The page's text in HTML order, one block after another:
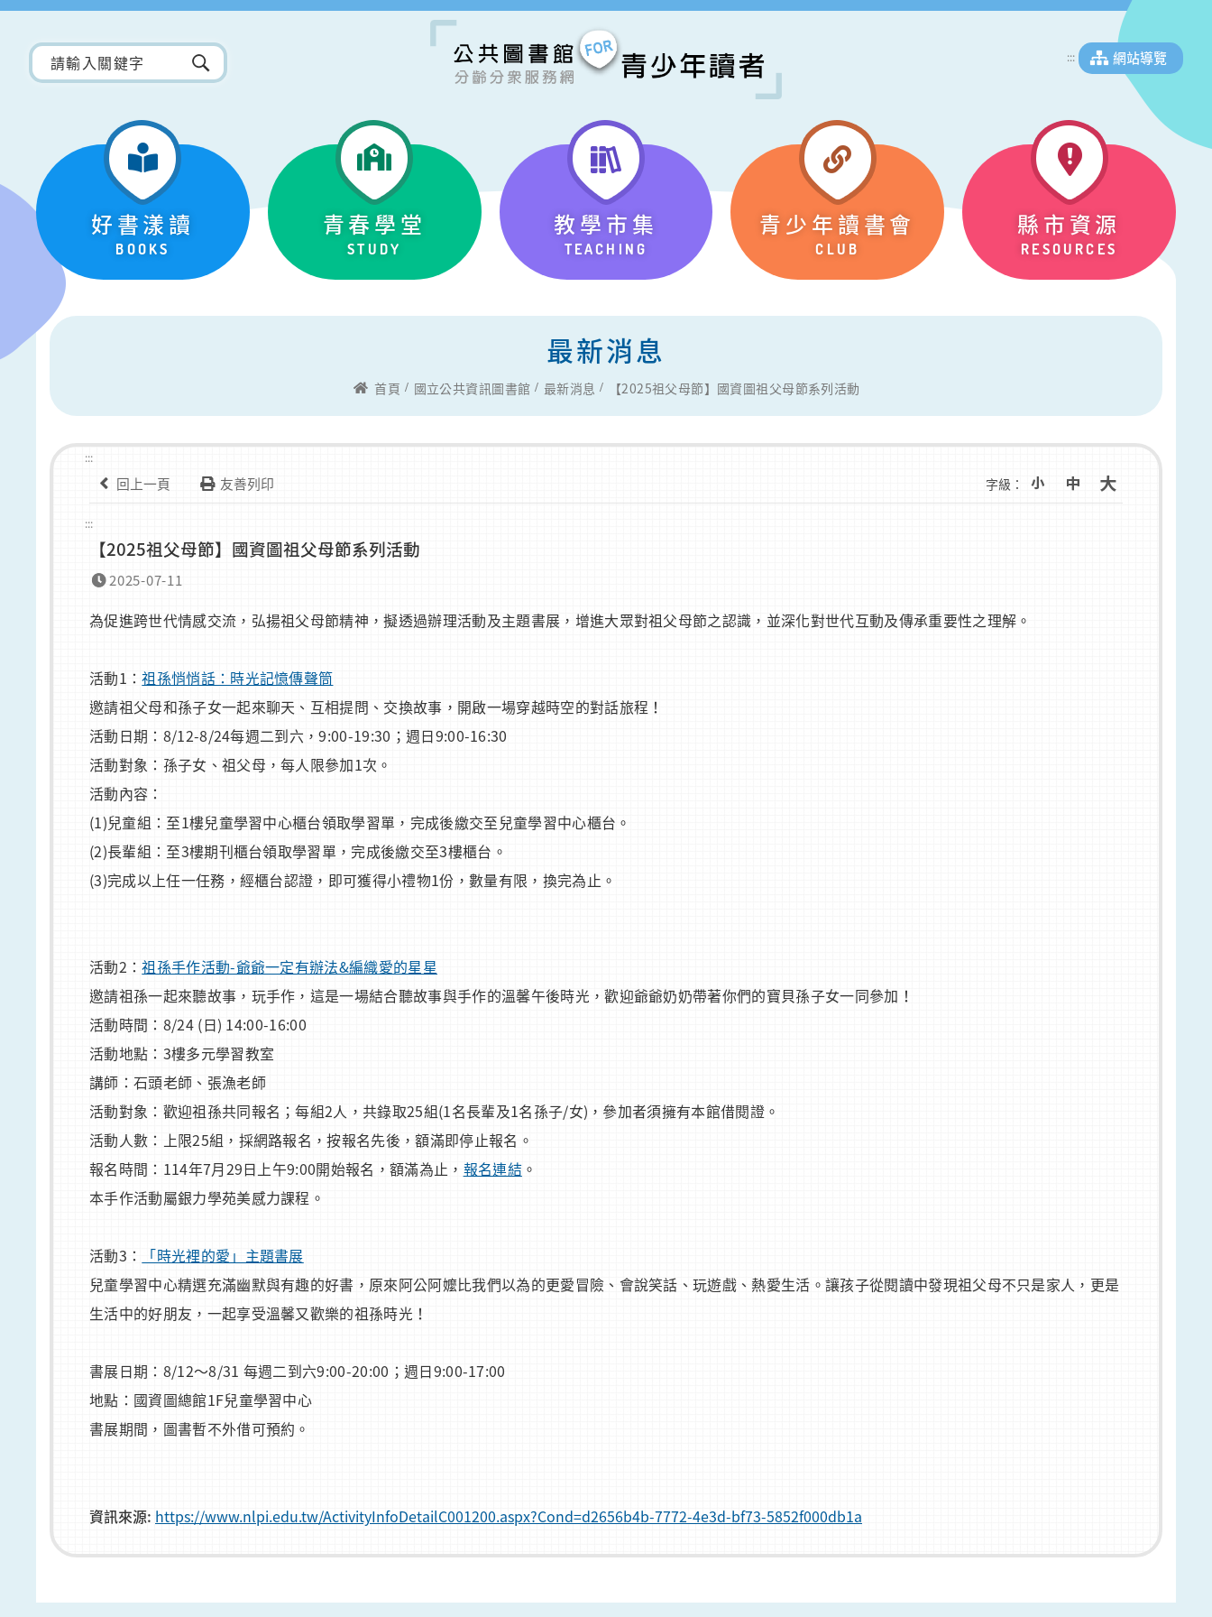
::: 網站導覽
好書漾讀
BOOKS
青春學堂
STUDY
教學市集
TEACHING
青少年讀書會
CLUB
縣市資源
RESOURCES
最新消息
首頁 國立公共資訊圖書館 最新消息 【2025祖父母節】國資圖祖父母節系列活動
:::
回上一頁 友善列印 字級：
:::
【2025祖父母節】國資圖祖父母節系列活動
2025-07-11
為促進跨世代情感交流，弘揚祖父母節精神，擬透過辦理活動及主題書展，增進大眾對祖父母節之認識，並深化對世代互動及傳承重要性之理解。
活動1：祖孫悄悄話：時光記憶傳聲筒
邀請祖父母和孫子女一起來聊天、互相提問、交換故事，開啟一場穿越時空的對話旅程！
活動日期：8/12-8/24每週二到六，9:00-19:30；週日9:00-16:30
活動對象：孫子女、祖父母，每人限參加1次。
活動內容：
(1)兒童組：至1樓兒童學習中心櫃台領取學習單，完成後繳交至兒童學習中心櫃台。
(2)長輩組：至3樓期刊櫃台領取學習單，完成後繳交至3樓櫃台。
(3)完成以上任一任務，經櫃台認證，即可獲得小禮物1份，數量有限，換完為止。
活動2：祖孫手作活動-爺爺一定有辦法&編織愛的星星
邀請祖孫一起來聽故事，玩手作，這是一場結合聽故事與手作的溫馨午後時光，歡迎爺爺奶奶帶著你們的寶貝孫子女一同參加！
活動時間：8/24 (日) 14:00-16:00
活動地點：3樓多元學習教室
講師：石頭老師、張漁老師
活動對象：歡迎祖孫共同報名；每組2人，共錄取25組(1名長輩及1名孫子/女)，參加者須擁有本館借閱證。
活動人數：上限25組，採網路報名，按報名先後，額滿即停止報名。
報名時間：114年7月29日上午9:00開始報名，額滿為止， 報名連結。
本手作活動屬銀力學苑美感力課程。
活動3：
「時光裡的愛」主題書展
兒童學習中心精選充滿幽默與有趣的好書，原來阿公阿嬤比我們以為的更愛冒險、會說笑話、玩遊戲、熱愛生活。讓孩子從閱讀中發現祖父母不只是家人，更是
生活中的好朋友，一起享受溫馨又歡樂的祖孫時光！
書展日期：8/12～8/31 每週二到六9:00-20:00；週日9:00-17:00
地點：國資圖總館1F兒童學習中心
書展期間，圖書暫不外借可預約。
資訊來源: https://www.nlpi.edu.tw/ActivityInfoDetailC001200.aspx?Cond=d2656b4b-7772-4e3d-bf73-5852f000db1a